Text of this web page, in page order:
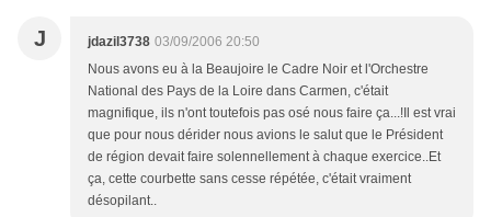
J jdazil3738 03/09/2006 20:50
Nous avons eu à la Beaujoire le Cadre Noir et l'Orchestre
National des Pays de la Loire dans Carmen, c'était
magnifique, ils n'ont toutefois pas osé nous faire ça...!Il est vrai
que pour nous dérider nous avions le salut que le Président
de région devait faire solennellement à chaque exercice..Et
ça, cette courbette sans cesse répétée, c'était vraiment
désopilant..